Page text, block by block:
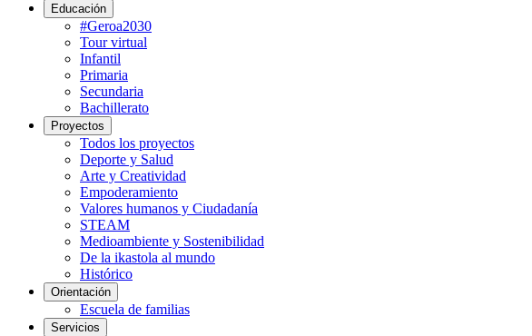
Educación
#Geroa2030
Tour virtual
Infantil
Primaria
Secundaria
Bachillerato
Proyectos
Todos los proyectos
Deporte y Salud
Arte y Creatividad
Empoderamiento
Valores humanos y Ciudadanía
STEAM
Medioambiente y Sostenibilidad
De la ikastola al mundo
Histórico
Orientación
Escuela de familias
Servicios